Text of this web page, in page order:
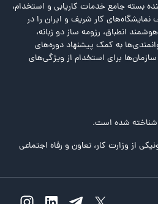
بسته جامع خدمات کاریابی و استخدام،
نمایشگاه‌های کار شریف و ایران را در
انطباق، رزومه ساز دو زبانه،
به کمک پیشنهاد دوره‌های
برای استخدام از ویژگی‌های
شده است.
از وزارت کار، تعاون و رفاه اجتماعی